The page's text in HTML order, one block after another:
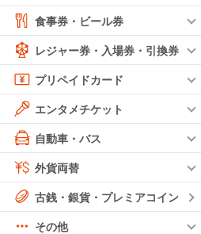
食事券・ビール券
レジャー券・入場券・引換券
プリペイドカード
エンタメチケット
自動車・バス
外貨両替
古銭・銀貨・プレミアコイン
その他